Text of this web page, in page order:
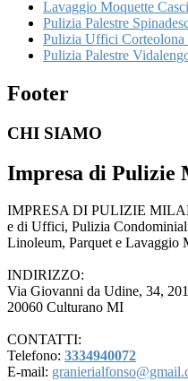
Lavaggio Moquette
Pulizia Palestre
Pulizia Uffici Corteolona
Pulizia Palestre
Footer
CHI SIAMO
Impresa di Pulizie
IMPRESA DI PULIZIE
e di Uffici, Pulizia
Linoleum, Parquet e Lavaggio
INDIRIZZO:
Via Giovanni da Udine, 34,
20060 Culturano MI
CONTATTI:
Telefono: 3334940072
E-mail: